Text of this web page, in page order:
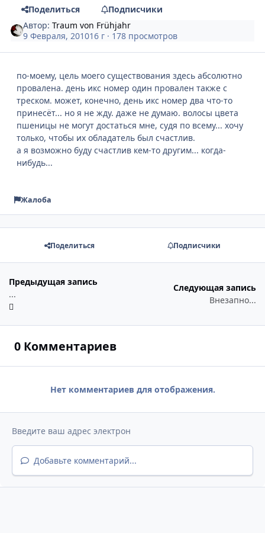
Поделиться
Подписчики
Автор:Traum von Frühjahr
9 Февраля, 201016 г · 178 просмотров
по-моему, цель моего существования здесь абсолютно
провалена. день икс номер один провален также с
треском. может, конечно, день икс номер два что-то
принесёт... но я не жду. даже не думаю. волосы цвета
пшеницы не могут достаться мне, судя по всему... хочу
только, чтобы их обладатель был счастлив.
а я возможно буду счастлив кем-то другим... когда-
нибудь...
Жалоба
Поделиться Подписчики
Предыдущая запись
...
Следующая запись
Внезапно...
0 Комментариев
Нет комментариев для отображения.
Добавьте комментарий...